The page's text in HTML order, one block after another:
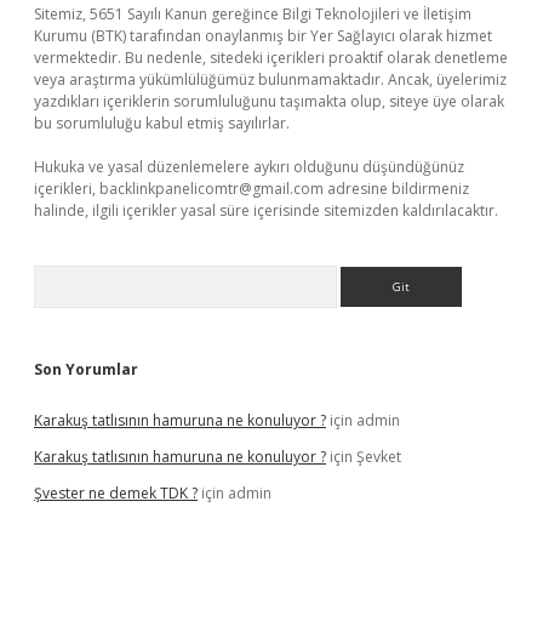
Sitemiz, 5651 Sayılı Kanun gereğince Bilgi Teknolojileri ve İletişim
Kurumu (BTK) tarafından onaylanmış bir Yer Sağlayıcı olarak hizmet
vermektedir. Bu nedenle, sitedeki içerikleri proaktif olarak denetleme
veya araştırma yükümlülüğümüz bulunmamaktadır. Ancak, üyelerimiz
yazdıkları içeriklerin sorumluluğunu taşımakta olup, siteye üye olarak
bu sorumluluğu kabul etmiş sayılırlar.
Hukuka ve yasal düzenlemelere aykırı olduğunu düşündüğünüz
içerikleri, backlinkpanelicomtr@gmail.com adresine bildirmeniz
halinde, ilgili içerikler yasal süre içerisinde sitemizden kaldırılacaktır.
Son Yorumlar
Karakuş tatlısının hamuruna ne konuluyor ? için admin
Karakuş tatlısının hamuruna ne konuluyor ? için Şevket
Şvester ne demek TDK ? için admin